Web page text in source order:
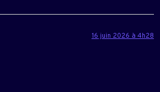
16 juin 2026 à 4h28